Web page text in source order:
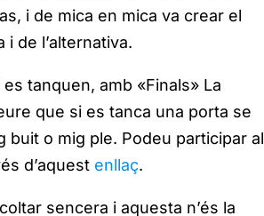
i de mica en mica va crear el
de l’alternativa.
tanquen, amb «Finals» La
que si es tanca una porta se
buit o mig ple. Podeu participar al
d’aquest enllaç.
sencera i aquesta n’és la